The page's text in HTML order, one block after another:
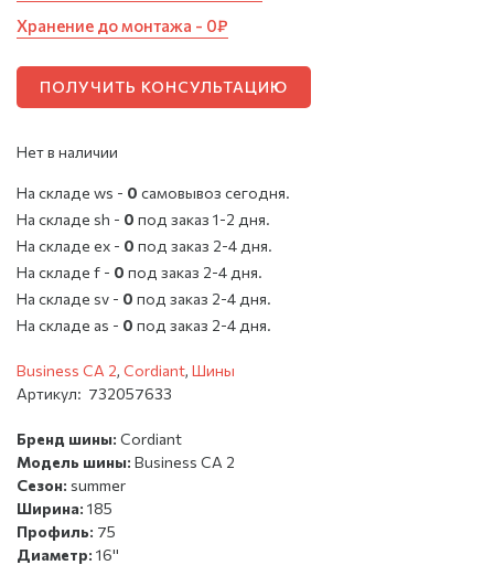
Хранение до монтажа - 0₽
ПОЛУЧИТЬ КОНСУЛЬТАЦИЮ
Нет в наличии
На складе ws - 0 cамовывоз сегодня.
На складе sh - 0 под заказ 1-2 дня.
На складе ex - 0 под заказ 2-4 дня.
На складе f - 0 под заказ 2-4 дня.
На складе sv - 0 под заказ 2-4 дня.
На складе as - 0 под заказ 2-4 дня.
Business CA 2, Cordiant, Шины
Артикул: 732057633
Бренд шины: Cordiant
Модель шины: Business CA 2
Сезон: summer
Ширина: 185
Профиль: 75
Диаметр: 16''